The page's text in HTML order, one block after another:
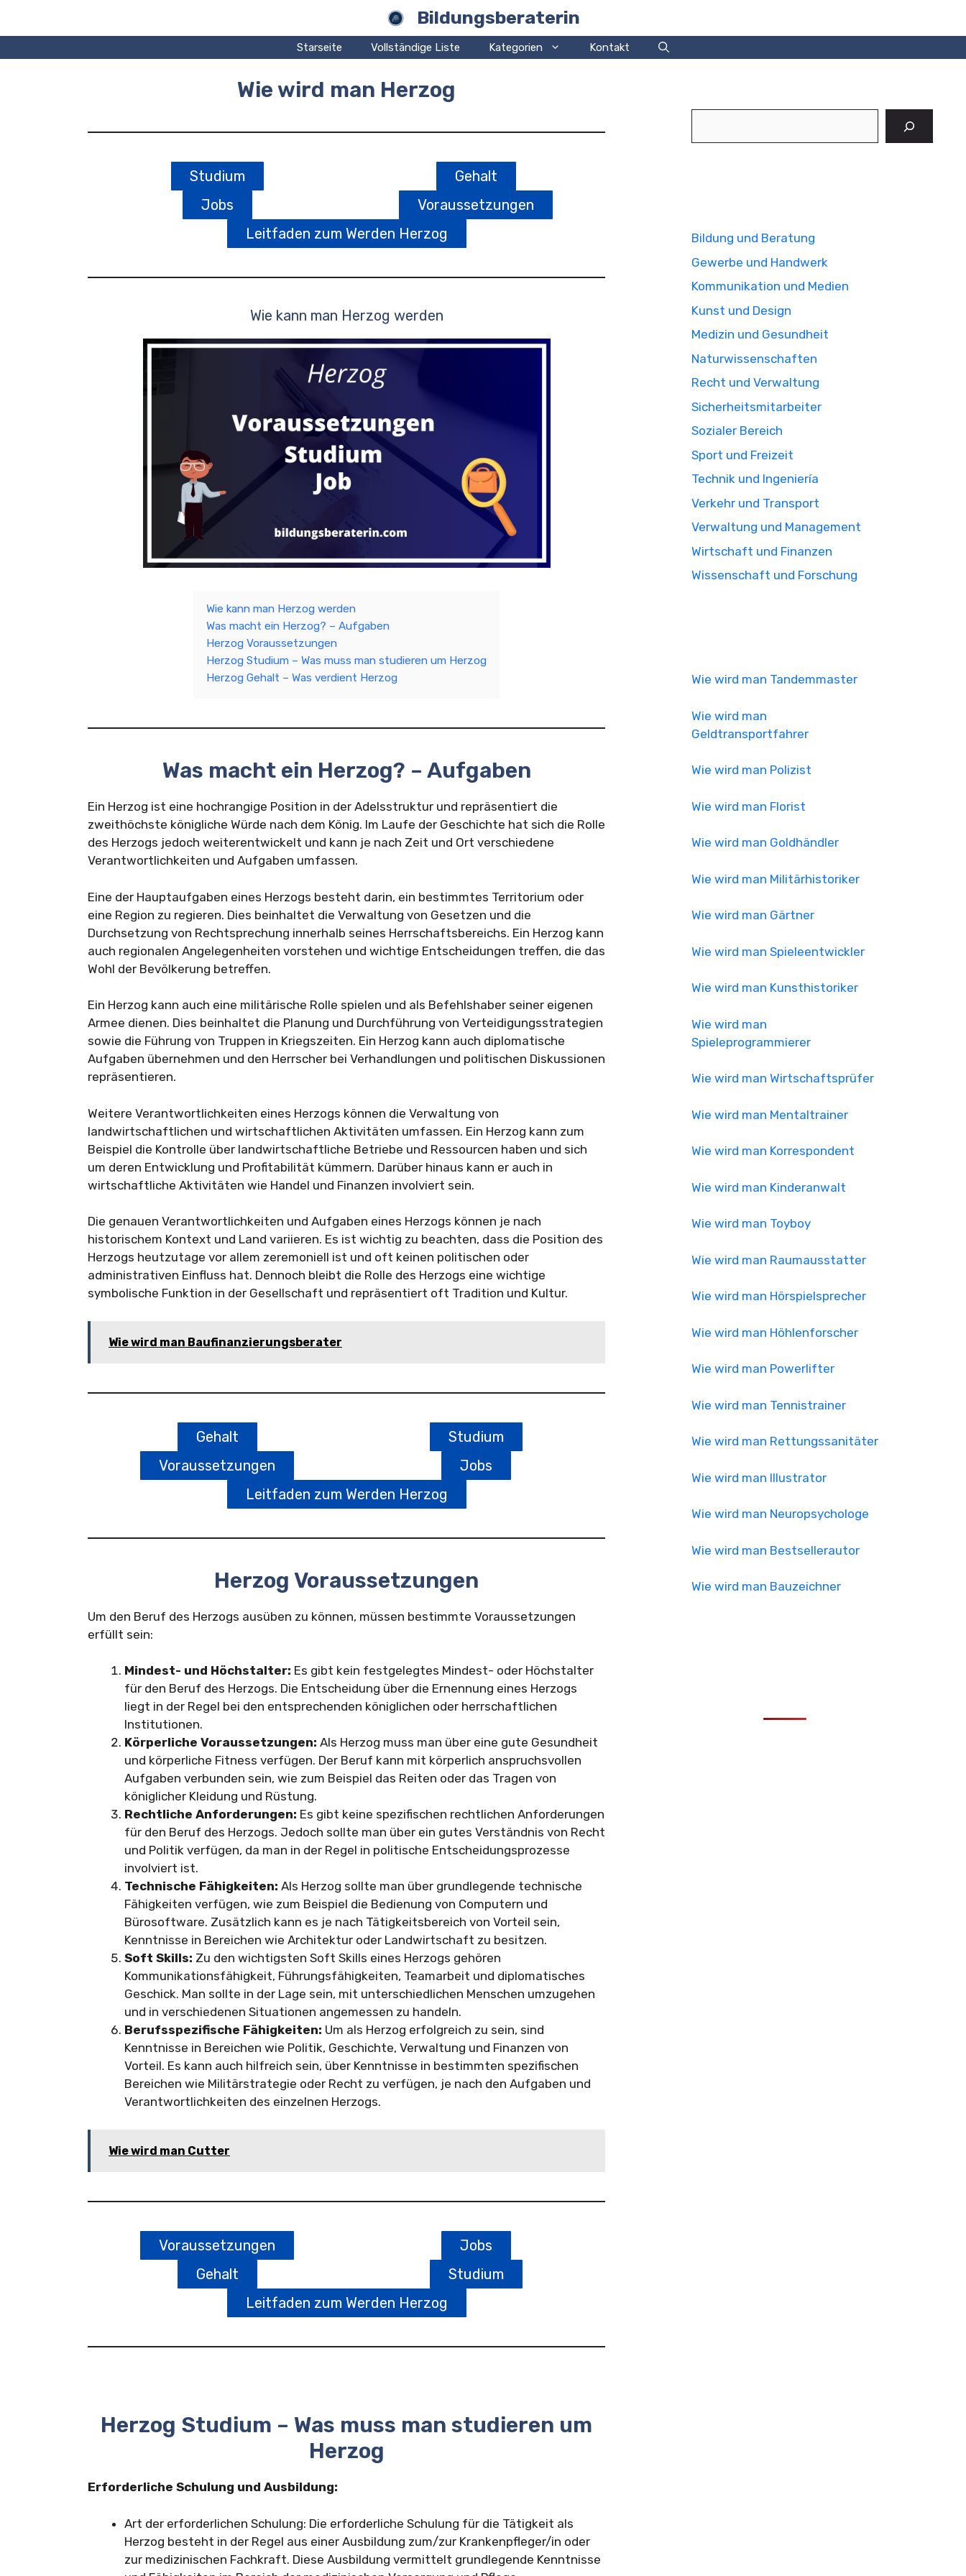
Bildungsberaterin
Starseite Vollständige Liste Kategorien Kontakt
Wie wird man Herzog
Studium
Gehalt
Jobs
Voraussetzungen
Leitfaden zum Werden Herzog
Wie kann man Herzog werden
Wie kann man Herzog werden
Was macht ein Herzog? – Aufgaben
Herzog Voraussetzungen
Herzog Studium – Was muss man studieren um Herzog
Herzog Gehalt – Was verdient Herzog
Was macht ein Herzog? – Aufgaben
Ein Herzog ist eine hochrangige Position in der Adelsstruktur und repräsentiert die
zweithöchste königliche Würde nach dem König. Im Laufe der Geschichte hat sich die Rolle
des Herzogs jedoch weiterentwickelt und kann je nach Zeit und Ort verschiedene
Verantwortlichkeiten und Aufgaben umfassen.
Eine der Hauptaufgaben eines Herzogs besteht darin, ein bestimmtes Territorium oder
eine Region zu regieren. Dies beinhaltet die Verwaltung von Gesetzen und die
Durchsetzung von Rechtsprechung innerhalb seines Herrschaftsbereichs. Ein Herzog kann
auch regionalen Angelegenheiten vorstehen und wichtige Entscheidungen treffen, die das
Wohl der Bevölkerung betreffen.
Ein Herzog kann auch eine militärische Rolle spielen und als Befehlshaber seiner eigenen
Armee dienen. Dies beinhaltet die Planung und Durchführung von Verteidigungsstrategien
sowie die Führung von Truppen in Kriegszeiten. Ein Herzog kann auch diplomatische
Aufgaben übernehmen und den Herrscher bei Verhandlungen und politischen Diskussionen
repräsentieren.
Weitere Verantwortlichkeiten eines Herzogs können die Verwaltung von
landwirtschaftlichen und wirtschaftlichen Aktivitäten umfassen. Ein Herzog kann zum
Beispiel die Kontrolle über landwirtschaftliche Betriebe und Ressourcen haben und sich
um deren Entwicklung und Profitabilität kümmern. Darüber hinaus kann er auch in
wirtschaftliche Aktivitäten wie Handel und Finanzen involviert sein.
Die genauen Verantwortlichkeiten und Aufgaben eines Herzogs können je nach
historischem Kontext und Land variieren. Es ist wichtig zu beachten, dass die Position des
Herzogs heutzutage vor allem zeremoniell ist und oft keinen politischen oder
administrativen Einfluss hat. Dennoch bleibt die Rolle des Herzogs eine wichtige
symbolische Funktion in der Gesellschaft und repräsentiert oft Tradition und Kultur.
Wie wird man Baufinanzierungsberater
Gehalt
Studium
Voraussetzungen
Jobs
Leitfaden zum Werden Herzog
Herzog Voraussetzungen
Um den Beruf des Herzogs ausüben zu können, müssen bestimmte Voraussetzungen
erfüllt sein:
Mindest- und Höchstalter: Es gibt kein festgelegtes Mindest- oder Höchstalter
für den Beruf des Herzogs. Die Entscheidung über die Ernennung eines Herzogs
liegt in der Regel bei den entsprechenden königlichen oder herrschaftlichen
Institutionen.
Körperliche Voraussetzungen: Als Herzog muss man über eine gute Gesundheit
und körperliche Fitness verfügen. Der Beruf kann mit körperlich anspruchsvollen
Aufgaben verbunden sein, wie zum Beispiel das Reiten oder das Tragen von
königlicher Kleidung und Rüstung.
Rechtliche Anforderungen: Es gibt keine spezifischen rechtlichen Anforderungen
für den Beruf des Herzogs. Jedoch sollte man über ein gutes Verständnis von Recht
und Politik verfügen, da man in der Regel in politische Entscheidungsprozesse
involviert ist.
Technische Fähigkeiten: Als Herzog sollte man über grundlegende technische
Fähigkeiten verfügen, wie zum Beispiel die Bedienung von Computern und
Bürosoftware. Zusätzlich kann es je nach Tätigkeitsbereich von Vorteil sein,
Kenntnisse in Bereichen wie Architektur oder Landwirtschaft zu besitzen.
Soft Skills: Zu den wichtigsten Soft Skills eines Herzogs gehören
Kommunikationsfähigkeit, Führungsfähigkeiten, Teamarbeit und diplomatisches
Geschick. Man sollte in der Lage sein, mit unterschiedlichen Menschen umzugehen
und in verschiedenen Situationen angemessen zu handeln.
Berufsspezifische Fähigkeiten: Um als Herzog erfolgreich zu sein, sind
Kenntnisse in Bereichen wie Politik, Geschichte, Verwaltung und Finanzen von
Vorteil. Es kann auch hilfreich sein, über Kenntnisse in bestimmten spezifischen
Bereichen wie Militärstrategie oder Recht zu verfügen, je nach den Aufgaben und
Verantwortlichkeiten des einzelnen Herzogs.
Wie wird man Cutter
Voraussetzungen
Jobs
Gehalt
Studium
Leitfaden zum Werden Herzog
Herzog Studium – Was muss man studieren um
Herzog
Erforderliche Schulung und Ausbildung:
Art der erforderlichen Schulung: Die erforderliche Schulung für die Tätigkeit als
Herzog besteht in der Regel aus einer Ausbildung zum/zur Krankenpfleger/in oder
zur medizinischen Fachkraft. Diese Ausbildung vermittelt grundlegende Kenntnisse
Bildung und Beratung
Gewerbe und Handwerk
Kommunikation und Medien
Kunst und Design
Medizin und Gesundheit
Naturwissenschaften
Recht und Verwaltung
Sicherheitsmitarbeiter
Sozialer Bereich
Sport und Freizeit
Technik und Ingeniería
Verkehr und Transport
Verwaltung und Management
Wirtschaft und Finanzen
Wissenschaft und Forschung
Wie wird man Tandemmaster
Wie wird man
Geldtransportfahrer
Wie wird man Polizist
Wie wird man Florist
Wie wird man Goldhändler
Wie wird man Militärhistoriker
Wie wird man Gärtner
Wie wird man Spieleentwickler
Wie wird man Kunsthistoriker
Wie wird man
Spieleprogrammierer
Wie wird man Wirtschaftsprüfer
Wie wird man Mentaltrainer
Wie wird man Korrespondent
Wie wird man Kinderanwalt
Wie wird man Toyboy
Wie wird man Raumausstatter
Wie wird man Hörspielsprecher
Wie wird man Höhlenforscher
Wie wird man Powerlifter
Wie wird man Tennistrainer
Wie wird man Rettungssanitäter
Wie wird man Illustrator
Wie wird man Neuropsychologe
Wie wird man Bestsellerautor
Wie wird man Bauzeichner